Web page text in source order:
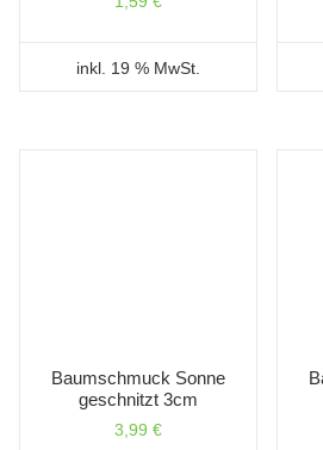
inkl. 19 % MwSt.
Baumschmuck Sonne
geschnitzt 3cm
3,99 €